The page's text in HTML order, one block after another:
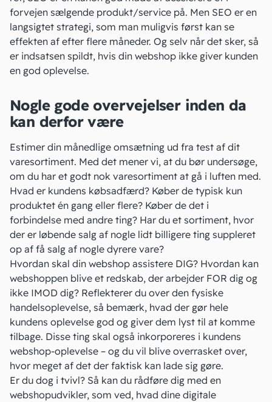
forvejen sælgende produkt/service på. Men SEO er en
langsigtet strategi, som man muligvis først kan se
effekten af efter flere måneder. Og selv når det sker, så
er indsatsen spildt, hvis din webshop ikke giver kunden
en god oplevelse.
Nogle gode overvejelser inden da
kan derfor være
Estimer din månedlige omsætning ud fra test af dit
varesortiment. Med det mener vi, at du bør undersøge,
om du har et godt nok varesortiment at gå i luften med.
Hvad er kundens købsadfærd? Køber de typisk kun
produktet én gang eller flere? Køber de det i
forbindelse med andre ting? Har du et sortiment, hvor
der er løbende salg af nogle lidt billigere ting suppleret
op af få salg af nogle dyrere vare?
Hvordan skal din webshop assistere DIG? Hvordan kan
webshoppen blive et redskab, der arbejder FOR dig og
ikke IMOD dig? Reflekterer du over den fysiske
handelsoplevelse, så bemærk, hvad der gør hele
kundens oplevelse god og giver dem lyst til at komme
tilbage. Disse ting skal også inkorporeres i kundens
webshop-oplevelse – og du vil blive overrasket over,
hvor meget af det der faktisk kan lade sig gøre.
Er du dog i tvivl? Så kan du rådføre dig med en
webshopudvikler, som ved, hvad dine digitale